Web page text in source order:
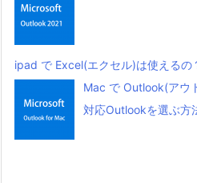
ipad で Excel(エクセル)は使えるの
Mac で Outlook(アウ
対応Outlookを選ぶ方